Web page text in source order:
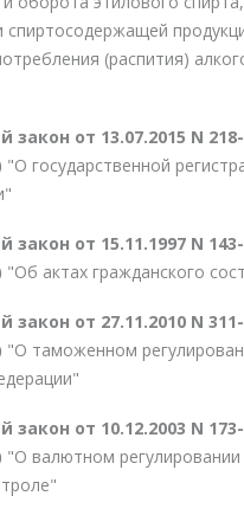
спиртосодержащей
(распития)
закон от 13.07.2015 N
"О государственной
закон от 15.11.1997 N
"Об актах гражданского
закон от 27.11.2010 N
"О таможенном
закон от 10.12.2003 N
"О валютном регулировании